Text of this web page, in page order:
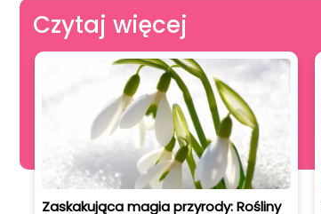
Czytaj więcej
Zaskakująca magia przyrody: Rośliny